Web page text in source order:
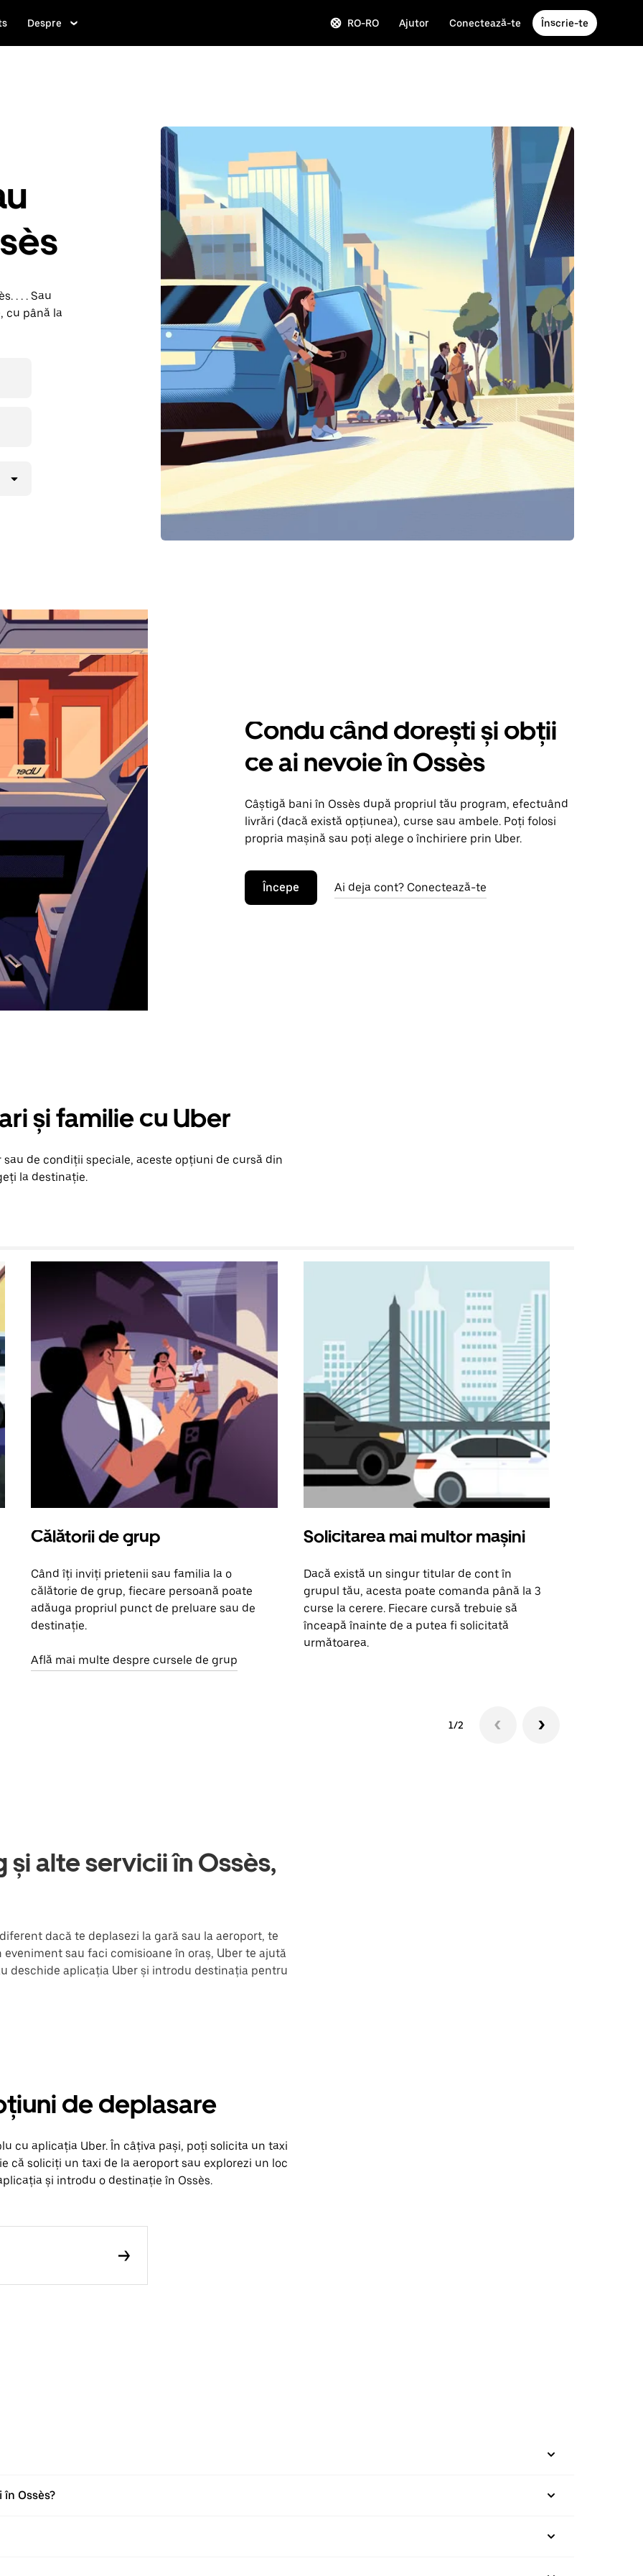
Despre RO-RO Ajutor Conectează-te Înscrie-te
. . . Sau
cu până la
Condu când dorești și obții
ce ai nevoie în Ossès
Câștigă bani în Ossès după propriul tău program, efectuând
livrări (dacă există opțiunea), curse sau ambele. Poți folosi
propria mașină sau poți alege o închiriere prin Uber.
Începe Ai deja cont? Conectează-te
și familie cu Uber
de condiții speciale, aceste opțiuni de cursă din
la destinație.
Călătorii de grup
Când îți inviți prietenii sau familia la o
călătorie de grup, fiecare persoană poate
adăuga propriul punct de preluare sau de
destinație.
Află mai multe despre cursele de grup
Solicitarea mai multor mașini
Dacă există un singur titular de cont în
grupul tău, acesta poate comanda până la 3
curse la cerere. Fiecare cursă trebuie să
înceapă înainte de a putea fi solicitată
următoarea.
1/2
alte servicii în Ossès,
dacă te deplasezi la gară sau la aeroport, te
sau faci comisioane în oraș, Uber te ajută
deschide aplicația Uber și introdu destinația pentru
de deplasare
cu aplicația Uber. În câțiva pași, poți solicita un taxi
că soliciți un taxi de la aeroport sau explorezi un loc
și introdu o destinație în Ossès.
Ossès?